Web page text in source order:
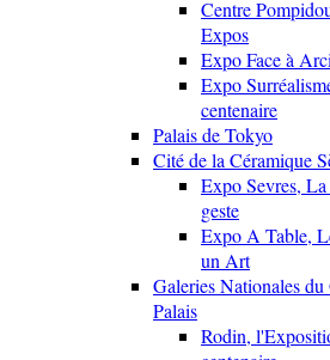
Centre
Expos
Expo Face à
Expo
centenaire
Palais de Tokyo
Cité de la Céramique
Expo Sevres,
geste
Expo A Table,
un Art
Galeries Nationales du
Palais
Rodin,